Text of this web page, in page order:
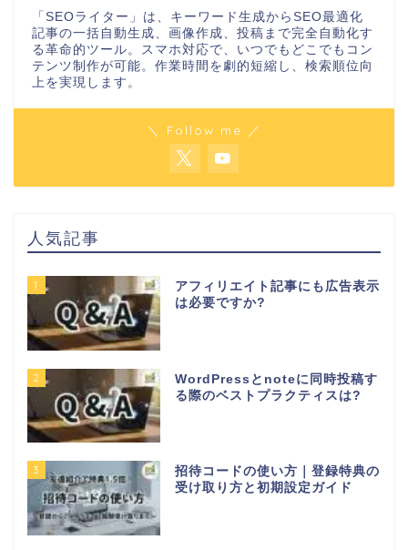
「SEOライター」は、キーワード生成からSEO最適化
記事の一括自動生成、画像作成、投稿まで完全自動化す
る革命的ツール。スマホ対応で、いつでもどこでもコン
テンツ制作が可能。作業時間を劇的短縮し、検索順位向
上を実現します。
＼ Follow me ／
人気記事
1
アフィリエイト記事にも広告表示
は必要ですか?
2
WordPressとnoteに同時投稿す
る際のベストプラクティスは?
3
招待コードの使い方｜登録特典の
受け取り方と初期設定ガイド